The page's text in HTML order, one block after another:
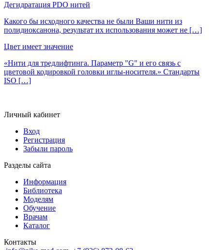
Дегидратация PDO нитей
Какого бы исходного качества не были Ваши нити из
полидиоксанона, результат их использования может не […]
Цвет имеет значение
«Нити для тредлифтинга. Параметр "G" и его связь с
цветовой кодировкой головки иглы-носителя.» Стандарты
ISO […]
Личный кабинет
Вход
Регистрация
Забыли пароль
Разделы сайта
Информация
Библиотека
Моделям
Обучение
Врачам
Каталог
Контакты